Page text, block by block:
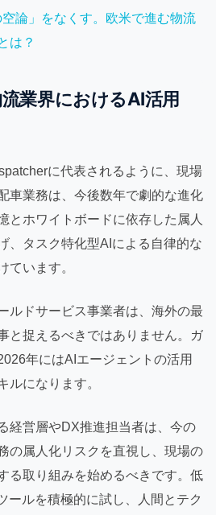
論」をなくす。欧米で進む物流
は？
業界におけるAI活用
に代表されるように、現場
車業務は、今後数年で劇的な進化
とホワイトボードに依存した属人
、タスク特化型AIによる自律的な
ています。
ルドサービス事業者は、海外の最
と捉えるべきではありません。ガ
年にはAIエージェントの活用
ルになります。
経営層やDX推進担当者は、今の
の属人化リスクを直視し、現場の
る取り組みを始めるべきです。低
ールを積極的に試し、人間とテク